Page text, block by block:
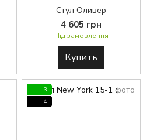
Стул Оливер
4 605 грн
Під замовлення
Купить
3
4